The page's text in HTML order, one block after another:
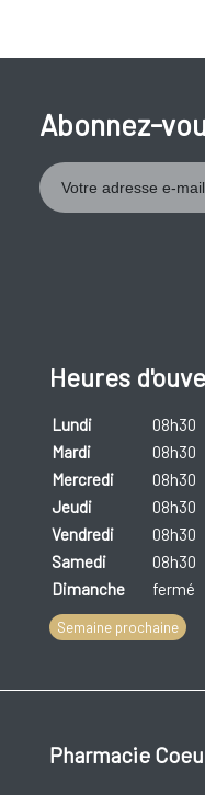
Abonnez-
Heures
Lundi 08h30
Mardi
08h30
Mercredi
08h30
Jeudi
08h30
Vendredi
08h30
Samedi
08h30
Dimanche
fermé
Semaine prochaine
Pharmacie